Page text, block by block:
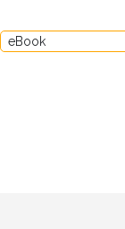
eBook